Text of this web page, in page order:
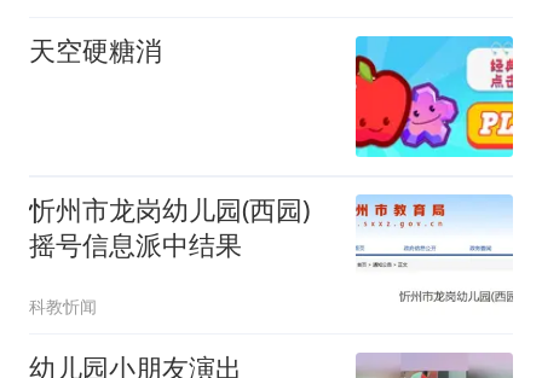
天空硬糖消
忻州市龙岗幼儿园(西园)
摇号信息派中结果
科教忻闻
幼儿园小朋友演出